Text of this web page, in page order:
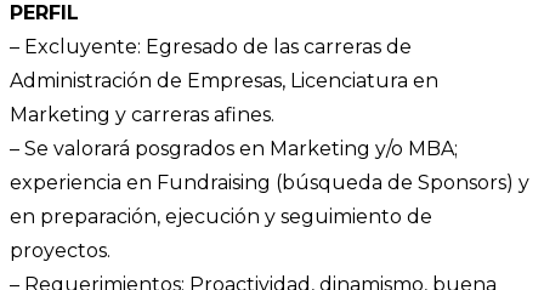
PERFIL
– Excluyente: Egresado de las carreras de
Administración de Empresas, Licenciatura en
Marketing y carreras afines.
– Se valorará posgrados en Marketing y/o MBA;
experiencia en Fundraising (búsqueda de Sponsors) y
en preparación, ejecución y seguimiento de
proyectos.
– Requerimientos: Proactividad, dinamismo, buena